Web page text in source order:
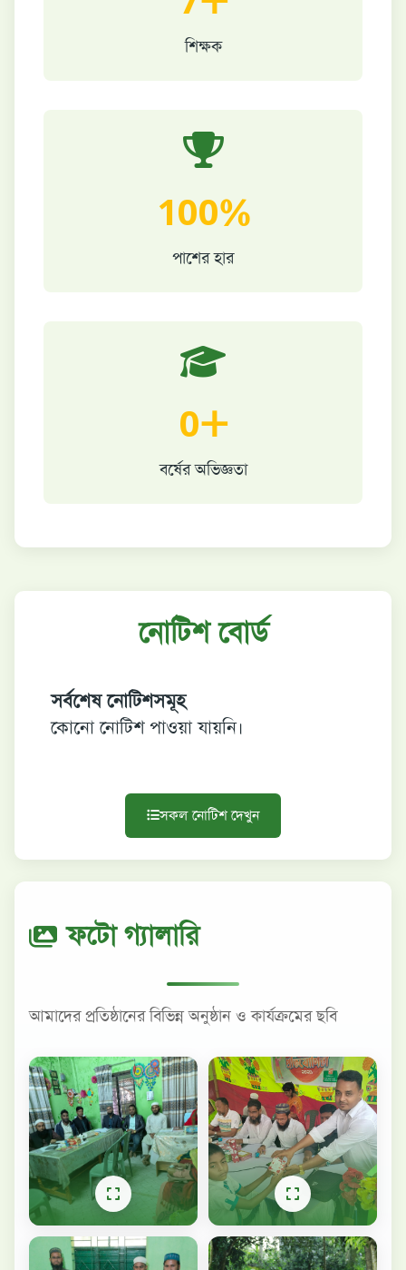
শিক্ষক
100%
পাশের হার
0+
বর্ষের অভিজ্ঞতা
নোটিশ বোর্ড
সর্বশেষ নোটিশসমূহ
কোনো নোটিশ পাওয়া যায়নি।
সকল নোটিশ দেখুন
ফটো গ্যালারি
আমাদের প্রতিষ্ঠানের বিভিন্ন অনুষ্ঠান ও কার্যক্রমের ছবি